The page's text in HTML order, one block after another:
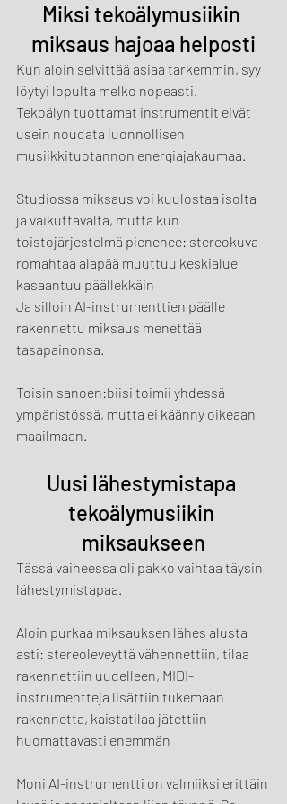
Miksi tekoälymusiikin
miksaus hajoaa helposti
Kun aloin selvittää asiaa tarkemmin, syy
löytyi lopulta melko nopeasti.
Tekoälyn tuottamat instrumentit eivät
usein noudata luonnollisen
musiikkituotannon energiajakaumaa.
Studiossa miksaus voi kuulostaa isolta
ja vaikuttavalta, mutta kun
toistojärjestelmä pienenee: stereokuva
romahtaa alapää muuttuu keskialue
kasaantuu päällekkäin
Ja silloin AI-instrumenttien päälle
rakennettu miksaus menettää
tasapainonsa.
Toisin sanoen:biisi toimii yhdessä
ympäristössä, mutta ei käänny oikeaan
maailmaan.
Uusi lähestymistapa
tekoälymusiikin
miksaukseen
Tässä vaiheessa oli pakko vaihtaa täysin
lähestymistapaa.
Aloin purkaa miksauksen lähes alusta
asti: stereoleveyttä vähennettiin, tilaa
rakennettiin uudelleen, MIDI-
instrumentteja lisättiin tukemaan
rakennetta, kaistatilaa jätettiin
huomattavasti enemmän
Moni AI-instrumentti on valmiiksi erittäin